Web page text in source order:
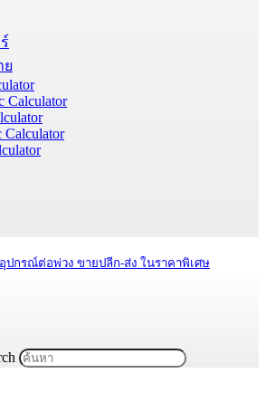
ย
Calculator
Calculator
ปกรณ์ต่อพ่วง ขายปลีก-ส่ง ในราคาพิเศษ